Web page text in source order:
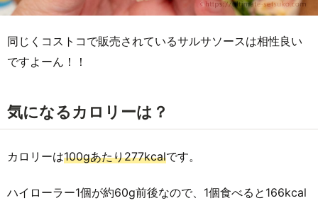
同じくコストコで販売されているサルサソースは相性良い
ですよーん！！
気になるカロリーは？
カロリーは100gあたり277kcalです。
ハイローラー1個が約60g前後なので、1個食べると166kcal